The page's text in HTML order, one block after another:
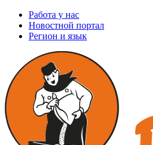
Работа у нас
Новостной портал
Регион и язык